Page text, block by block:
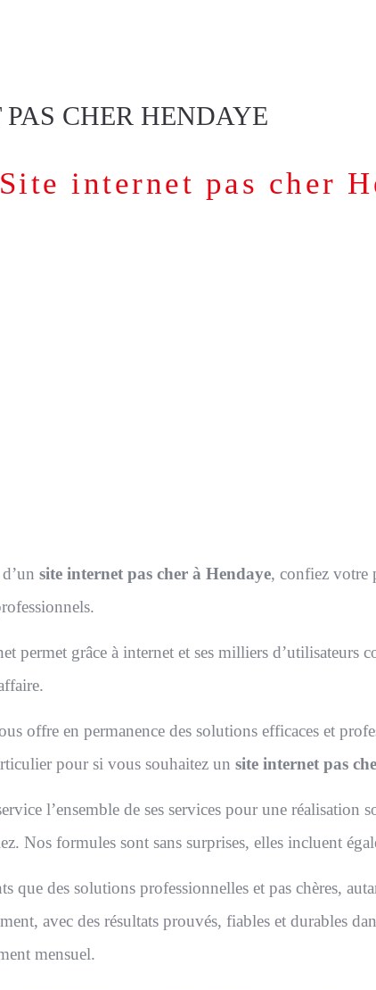
CHER HENDAYE
Site internet pas cher
site internet pas cher à Hendaye, confiez votre
permet grâce à internet et ses milliers d’utilisateurs
offre en permanence des solutions efficaces et
pour si vous souhaitez un site internet pas
l’ensemble de ses services pour une réalisation
Nos formules sont sans surprises, elles incluent
que des solutions professionnelles et pas chères,
avec des résultats prouvés, fiables et durables
mensuel.